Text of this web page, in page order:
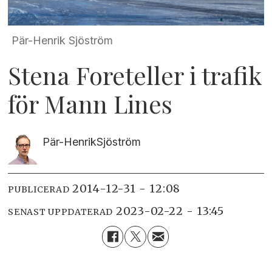
Pär-Henrik Sjöström
Stena Foreteller i trafik
för Mann Lines
Pär-HenrikSjöström
PUBLICERAD 2014-12-31 - 12:08
SENAST UPPDATERAD 2023-02-22 - 13:45